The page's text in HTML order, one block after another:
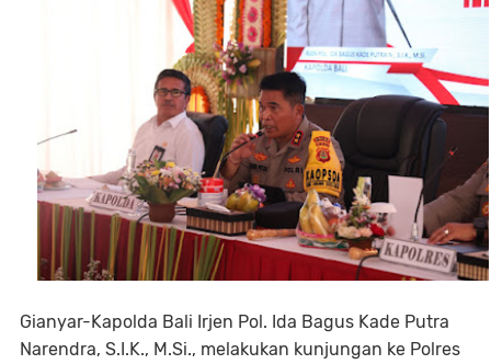
Gianyar-Kapolda Bali Irjen Pol. Ida Bagus Kade Putra
Narendra, S.I.K., M.Si., melakukan kunjungan ke Polres